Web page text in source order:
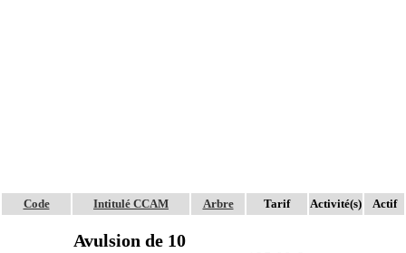
Code Intitulé CCAM Arbre Tarif Activité(s) Actif
Avulsion de 10